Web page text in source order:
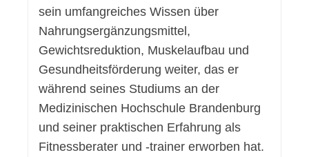
sein umfangreiches Wissen über
Nahrungsergänzungsmittel,
Gewichtsreduktion, Muskelaufbau und
Gesundheitsförderung weiter, das er
während seines Studiums an der
Medizinischen Hochschule Brandenburg
und seiner praktischen Erfahrung als
Fitnessberater und -trainer erworben hat.